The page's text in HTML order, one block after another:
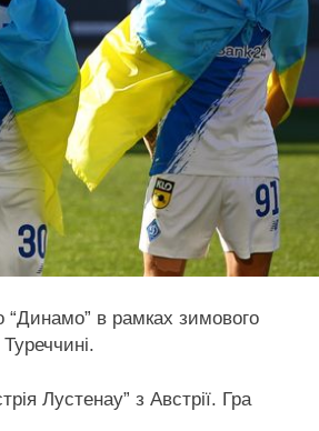
“Динамо” в рамках зимового
Лустенау” з Австрії. Гра